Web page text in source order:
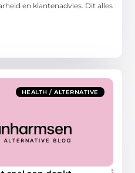
en klantenadvies. Dit alles
HEALTH / ALTERNATIVE